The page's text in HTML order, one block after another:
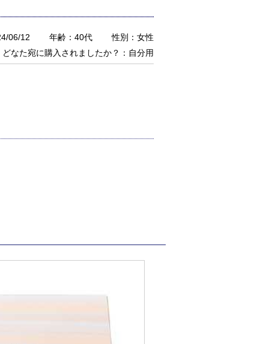
06/12 年齢：40代
性別：女性
どなた宛に購入されましたか？：自分用